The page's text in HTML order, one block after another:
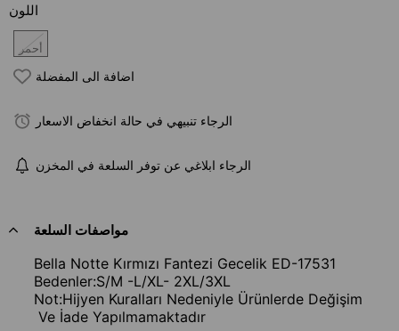
اللون
أحمر
اضافة الى المفضلة
الرجاء تنبيهي في حالة انخفاض الاسعار
الرجاء ابلاغي عن توفر السلعة في المخزن
مواصفات السلعة
Bella Notte Kırmızı Fantezi Gecelik ED-17531
Bedenler:S/M -L/XL- 2XL/3XL
Not:Hijyen Kuralları Nedeniyle Ürünlerde Değişim
Ve İade Yapılmamaktadır